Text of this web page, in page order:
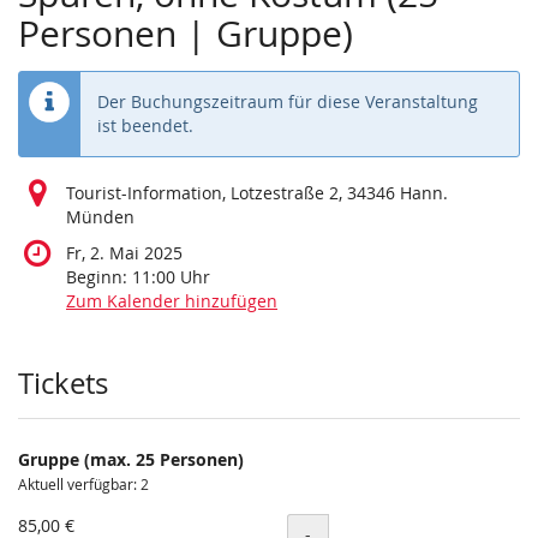
Personen | Gruppe)
Der Buchungszeitraum für diese Veranstaltung
ist beendet.
Tourist-Information, Lotzestraße 2, 34346 Hann.
Münden
Fr, 2. Mai 2025
Beginn: 11:00 Uhr
Zum Kalender hinzufügen
Produkte
Tickets
Gruppe (max. 25 Personen)
Aktuell verfügbar: 2
85,00 € Menge